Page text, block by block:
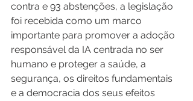
contra e 93 abstenções, a legislação
foi recebida como um marco
importante para promover a adoção
responsável da IA centrada no ser
humano e proteger a saúde, a
segurança, os direitos fundamentais
e a democracia dos seus efeitos